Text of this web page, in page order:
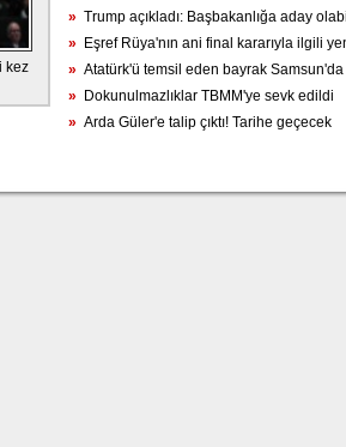
kez
» Trump açıkladı: Başbakanlığa aday
» Eşref Rüya'nın ani final kararıyla ilgili
» Atatürk'ü temsil eden bayrak Samsun'da
» Dokunulmazlıklar TBMM'ye sevk edildi
» Arda Güler'e talip çıktı! Tarihe geçecek